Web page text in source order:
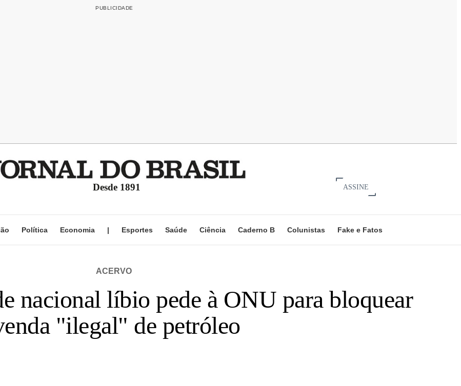
Desde 1891 ASSINE
Política Economia | Esportes Saúde Ciência Caderno B Colunistas Fake e Fatos
ACERVO
nacional líbio pede à ONU para bloquear
"ilegal" de petróleo